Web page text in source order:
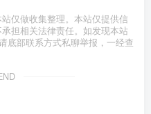
仅做收集整理。本站仅提供信
担相关法律责任。如发现本站
底部联系方式私聊举报，一经查